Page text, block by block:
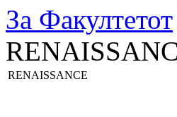
За Факултетот
RENAISSANCE